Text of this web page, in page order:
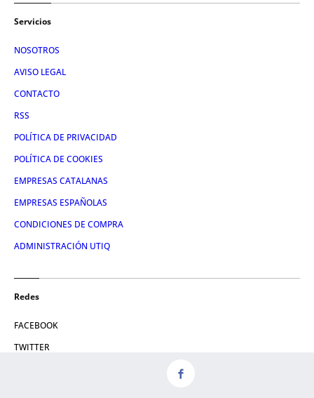
Servicios
NOSOTROS
AVISO LEGAL
CONTACTO
RSS
POLÍTICA DE PRIVACIDAD
POLÍTICA DE COOKIES
EMPRESAS CATALANAS
EMPRESAS ESPAÑOLAS
CONDICIONES DE COMPRA
ADMINISTRACIÓN UTIQ
Redes
FACEBOOK
TWITTER